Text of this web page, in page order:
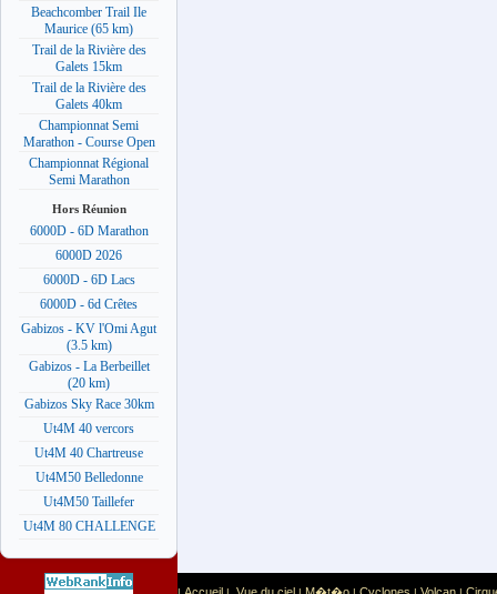
Beachcomber Trail Ile
Maurice (65 km)
Trail de la Rivière des
Galets 15km
Trail de la Rivière des
Galets 40km
Championnat Semi
Marathon - Course Open
Championnat Régional
Semi Marathon
Hors Réunion
6000D - 6D Marathon
6000D 2026
6000D - 6D Lacs
6000D - 6d Crêtes
Gabizos - KV l'Omi Agut
(3.5 km)
Gabizos - La Berbeillet
(20 km)
Gabizos Sky Race 30km
Ut4M 40 vercors
Ut4M 40 Chartreuse
Ut4M50 Belledonne
Ut4M50 Taillefer
Ut4M 80 CHALLENGE